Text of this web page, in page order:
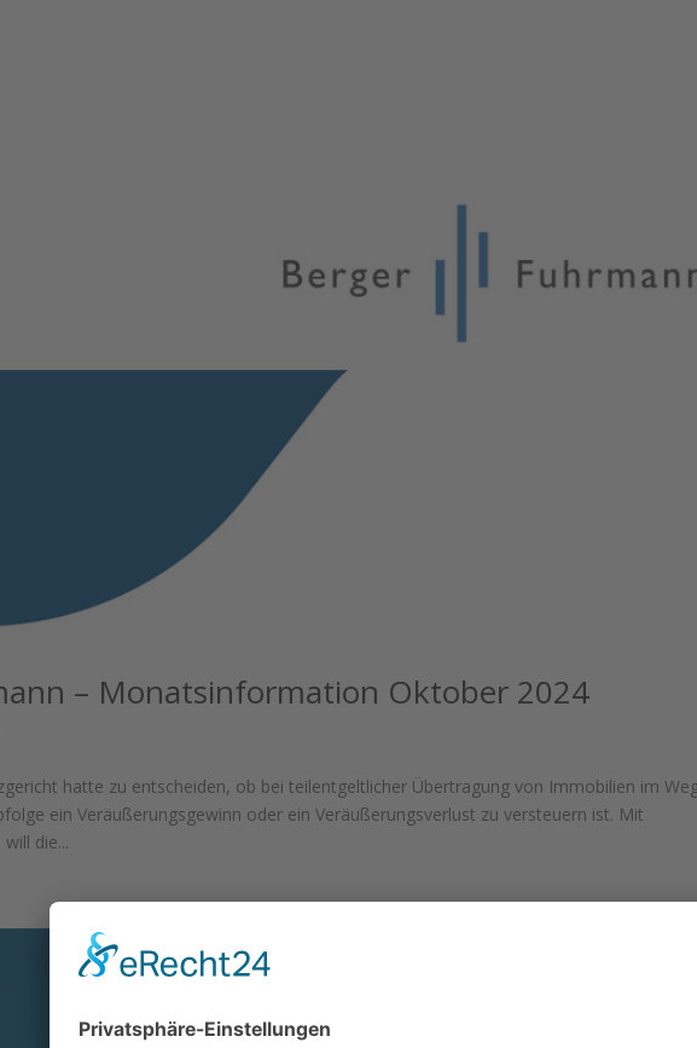
– Monatsinformation Oktober 2024
hatte zu entscheiden, ob bei teilentgeltlicher Übertragung von Immobilien im
ein Veräußerungsgewinn oder ein Veräußerungsverlust zu versteuern ist. Mit
die...